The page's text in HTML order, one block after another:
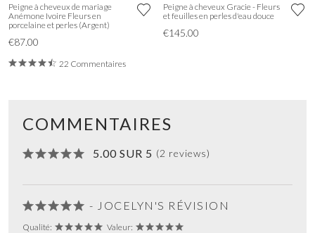
Peigne à cheveux de mariage
Anémone Ivoire Fleurs en
porcelaine et perles (Argent)
€87.00
22 Commentaires
Peigne à cheveux Gracie - Fleurs
et feuilles en perles d'eau douce
€145.00
COMMENTAIRES
5.00 SUR 5 (2 reviews)
- JOCELYN'S RÉVISION
Qualité: Valeur: